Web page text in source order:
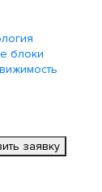
блоки
заявку